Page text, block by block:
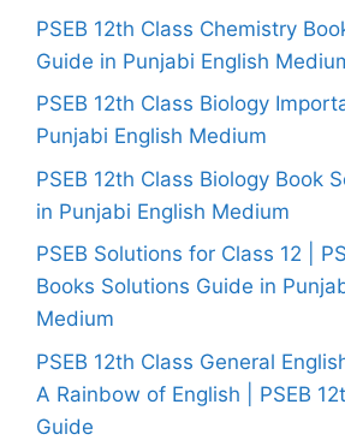
PSEB 12th Class Chemistry
Guide in Punjabi English
PSEB 12th Class Biology
Punjabi English Medium
PSEB 12th Class Biology Book
in Punjabi English Medium
PSEB Solutions for Class 12 |
Books Solutions Guide in
Medium
PSEB 12th Class General
A Rainbow of English | PSEB
Guide